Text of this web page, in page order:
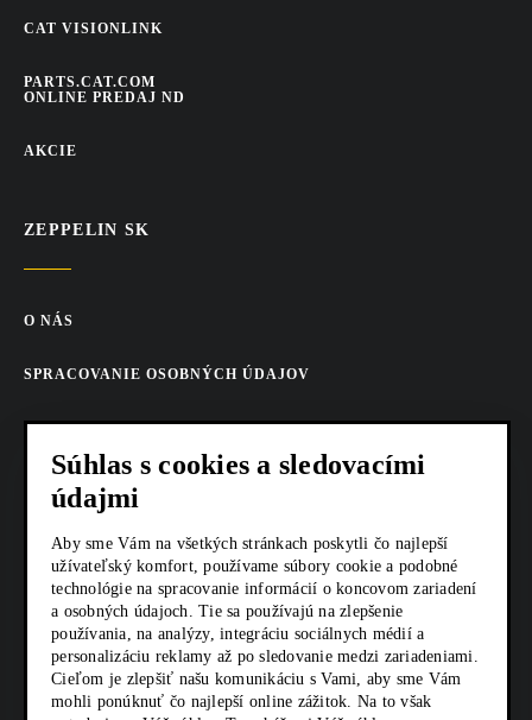
CAT VISIONLINK
PARTS.CAT.COM
ONLINE PREDAJ ND
AKCIE
ZEPPELIN SK
O NÁS
SPRACOVANIE OSOBNÝCH ÚDAJOV
COOKIES
KARIÉRA
Z SHOP
KONTAKTY
Súhlas s cookies a sledovacími
údajmi
Aby sme Vám na všetkých stránkach poskytli čo najlepší
užívateľský komfort, používame súbory cookie a podobné
technológie na spracovanie informácií o koncovom zariadení
a osobných údajoch. Tie sa používajú na zlepšenie
používania, na analýzy, integráciu sociálnych médií a
personalizáciu reklamy až po sledovanie medzi zariadeniami.
Cieľom je zlepšiť našu komunikáciu s Vami, aby sme Vám
mohli ponúknuť čo najlepší online zážitok. Na to však